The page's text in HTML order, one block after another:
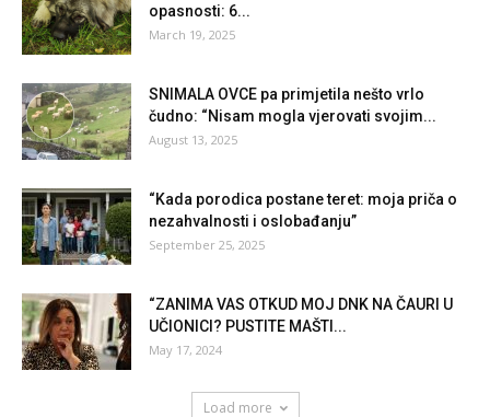
opasnosti: 6...
March 19, 2025
SNIMALA OVCE pa primjetila nešto vrlo
čudno: “Nisam mogla vjerovati svojim...
August 13, 2025
“Kada porodica postane teret: moja priča o
nezahvalnosti i oslobađanju”
September 25, 2025
“ZANIMA VAS OTKUD MOJ DNK NA ČAURI U
UČIONICI? PUSTITE MAŠTI...
May 17, 2024
Load more